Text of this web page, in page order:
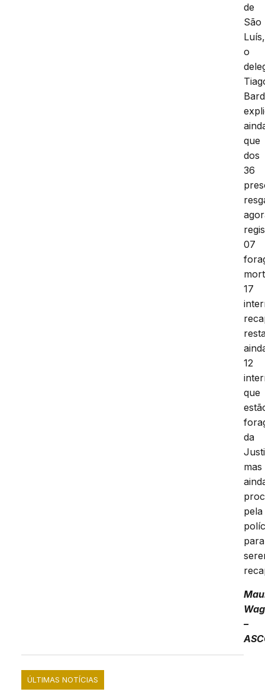
de
São
Luís,
o
que
dos
36
07
17
12
que
da
mas
pela
para
–
ÚLTIMAS NOTÍCIAS